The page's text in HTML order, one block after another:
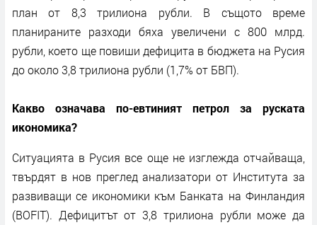
план от 8,3 трилиона рубли. В същото време
планираните разходи бяха увеличени с 800 млрд.
рубли, което ще повиши дефицита в бюджета на Русия
до около 3,8 трилиона рубли (1,7% от БВП).
Какво означава по-евтиният петрол за руската
икономика?
Ситуацията в Русия все още не изглежда отчайваща,
твърдят в нов преглед анализатори от Института за
развиващи се икономики към Банката на Финландия
(BOFIT). Дефицитът от 3,8 трилиона рубли може да